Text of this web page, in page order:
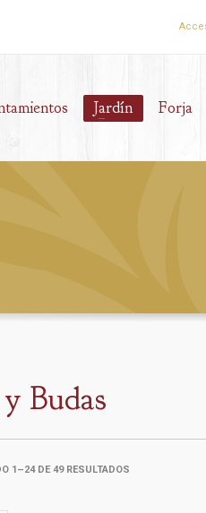
Jardín Forja
Budas
1–24 DE 49 RESULTADOS